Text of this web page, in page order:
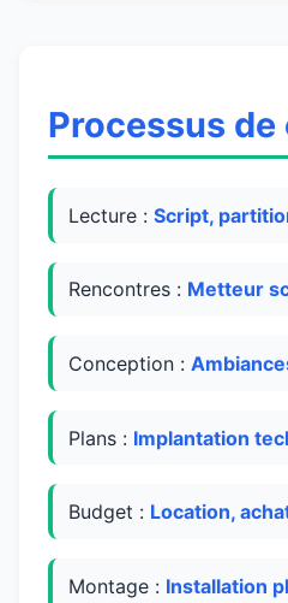
Processus
Lecture : Script,
Rencontres : Metteur
Conception :
Plans : Implantation
Budget : Location,
Montage : Installation